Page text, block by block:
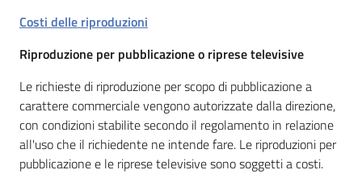
Costi delle riproduzioni
Riproduzione per pubblicazione o riprese televisive
Le richieste di riproduzione per scopo di pubblicazione a
carattere commerciale vengono autorizzate dalla direzione,
con condizioni stabilite secondo il regolamento in relazione
all'uso che il richiedente ne intende fare. Le riproduzioni per
pubblicazione e le riprese televisive sono soggetti a costi.